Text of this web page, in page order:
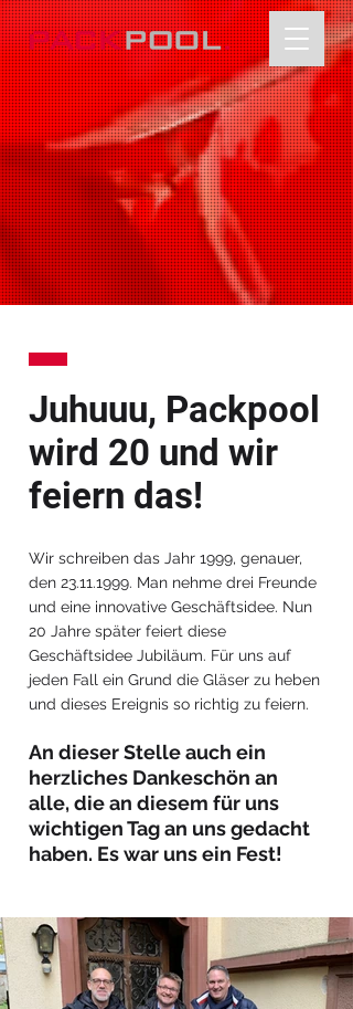
Juhuuu, Packpool
wird 20 und wir
feiern das!
Wir schreiben das Jahr 1999, genauer,
den 23.11.1999. Man nehme drei Freunde
und eine innovative Geschäftsidee. Nun
20 Jahre später feiert diese
Geschäftsidee Jubiläum. Für uns auf
jeden Fall ein Grund die Gläser zu heben
und dieses Ereignis so richtig zu feiern.
An dieser Stelle auch ein
herzliches Dankeschön an
alle, die an diesem für uns
wichtigen Tag an uns gedacht
haben. Es war uns ein Fest!